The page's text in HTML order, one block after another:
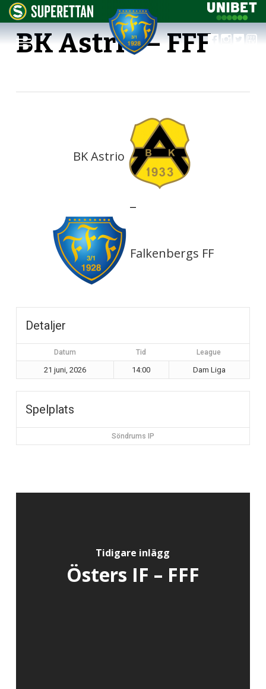
BK Astrio – FFF
BK Astrio
—
Falkenbergs FF
Detaljer
Datum Tid League
21 juni, 2026 14:00 Dam Liga
Spelplats
Söndrums IP
Tidigare inlägg
Östers IF – FFF